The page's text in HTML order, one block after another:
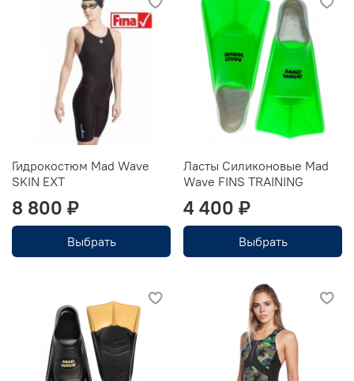
Гидрокостюм Mad Wave
SKIN EXT
8 800 ₽
Выбрать
Ласты Силиконовые Mad
Wave FINS TRAINING
4 400 ₽
Выбрать